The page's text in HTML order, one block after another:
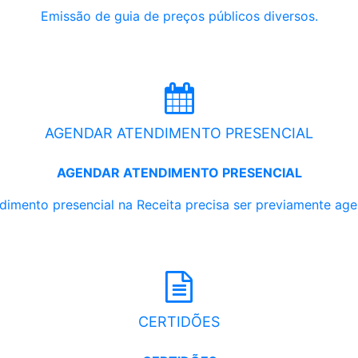
Emissão de guia de preços públicos diversos.
AGENDAR ATENDIMENTO PRESENCIAL
AGENDAR ATENDIMENTO PRESENCIAL
presencial na Receita precisa ser previamente
CERTIDÕES